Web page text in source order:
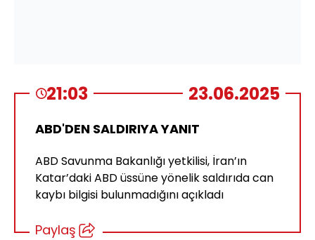
21:03 23.06.2025
ABD'DEN SALDIRIYA YANIT
ABD Savunma Bakanlığı yetkilisi, İran’ın
Katar’daki ABD üssüne yönelik saldırıda can
kaybı bilgisi bulunmadığını açıkladı
Paylaş